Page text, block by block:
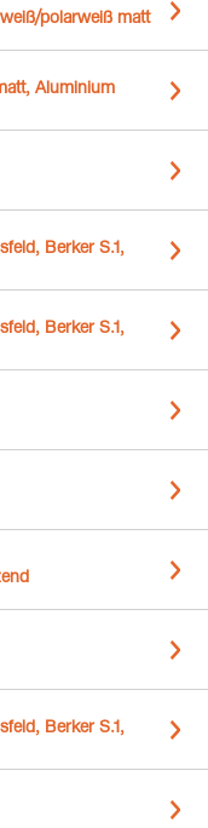
polarweiß matt
Aluminium
Berker S.1,
Berker S.1,
Berker S.1,